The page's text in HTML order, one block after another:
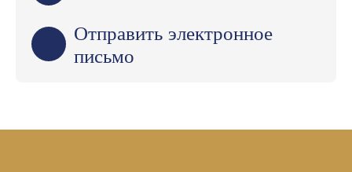
Отправить электронное
письмо